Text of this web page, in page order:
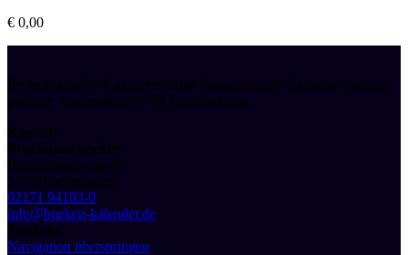
€ 0,00
Ihr individueller Kalenderverlag! Personalisierte Kalender sind das
perfekte Werbemittel für Ihr Unternehmen.
Kontakt
druckhaus boeken
Bürgerbuschweg 48
51381 Leverkusen
02171 94103-0
info@boeken-kalender.de
Toplinks
Navigation überspringen